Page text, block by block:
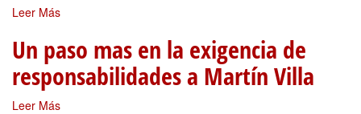
Leer Más
Un paso mas en la exigencia de
responsabilidades a Martín Villa
Leer Más